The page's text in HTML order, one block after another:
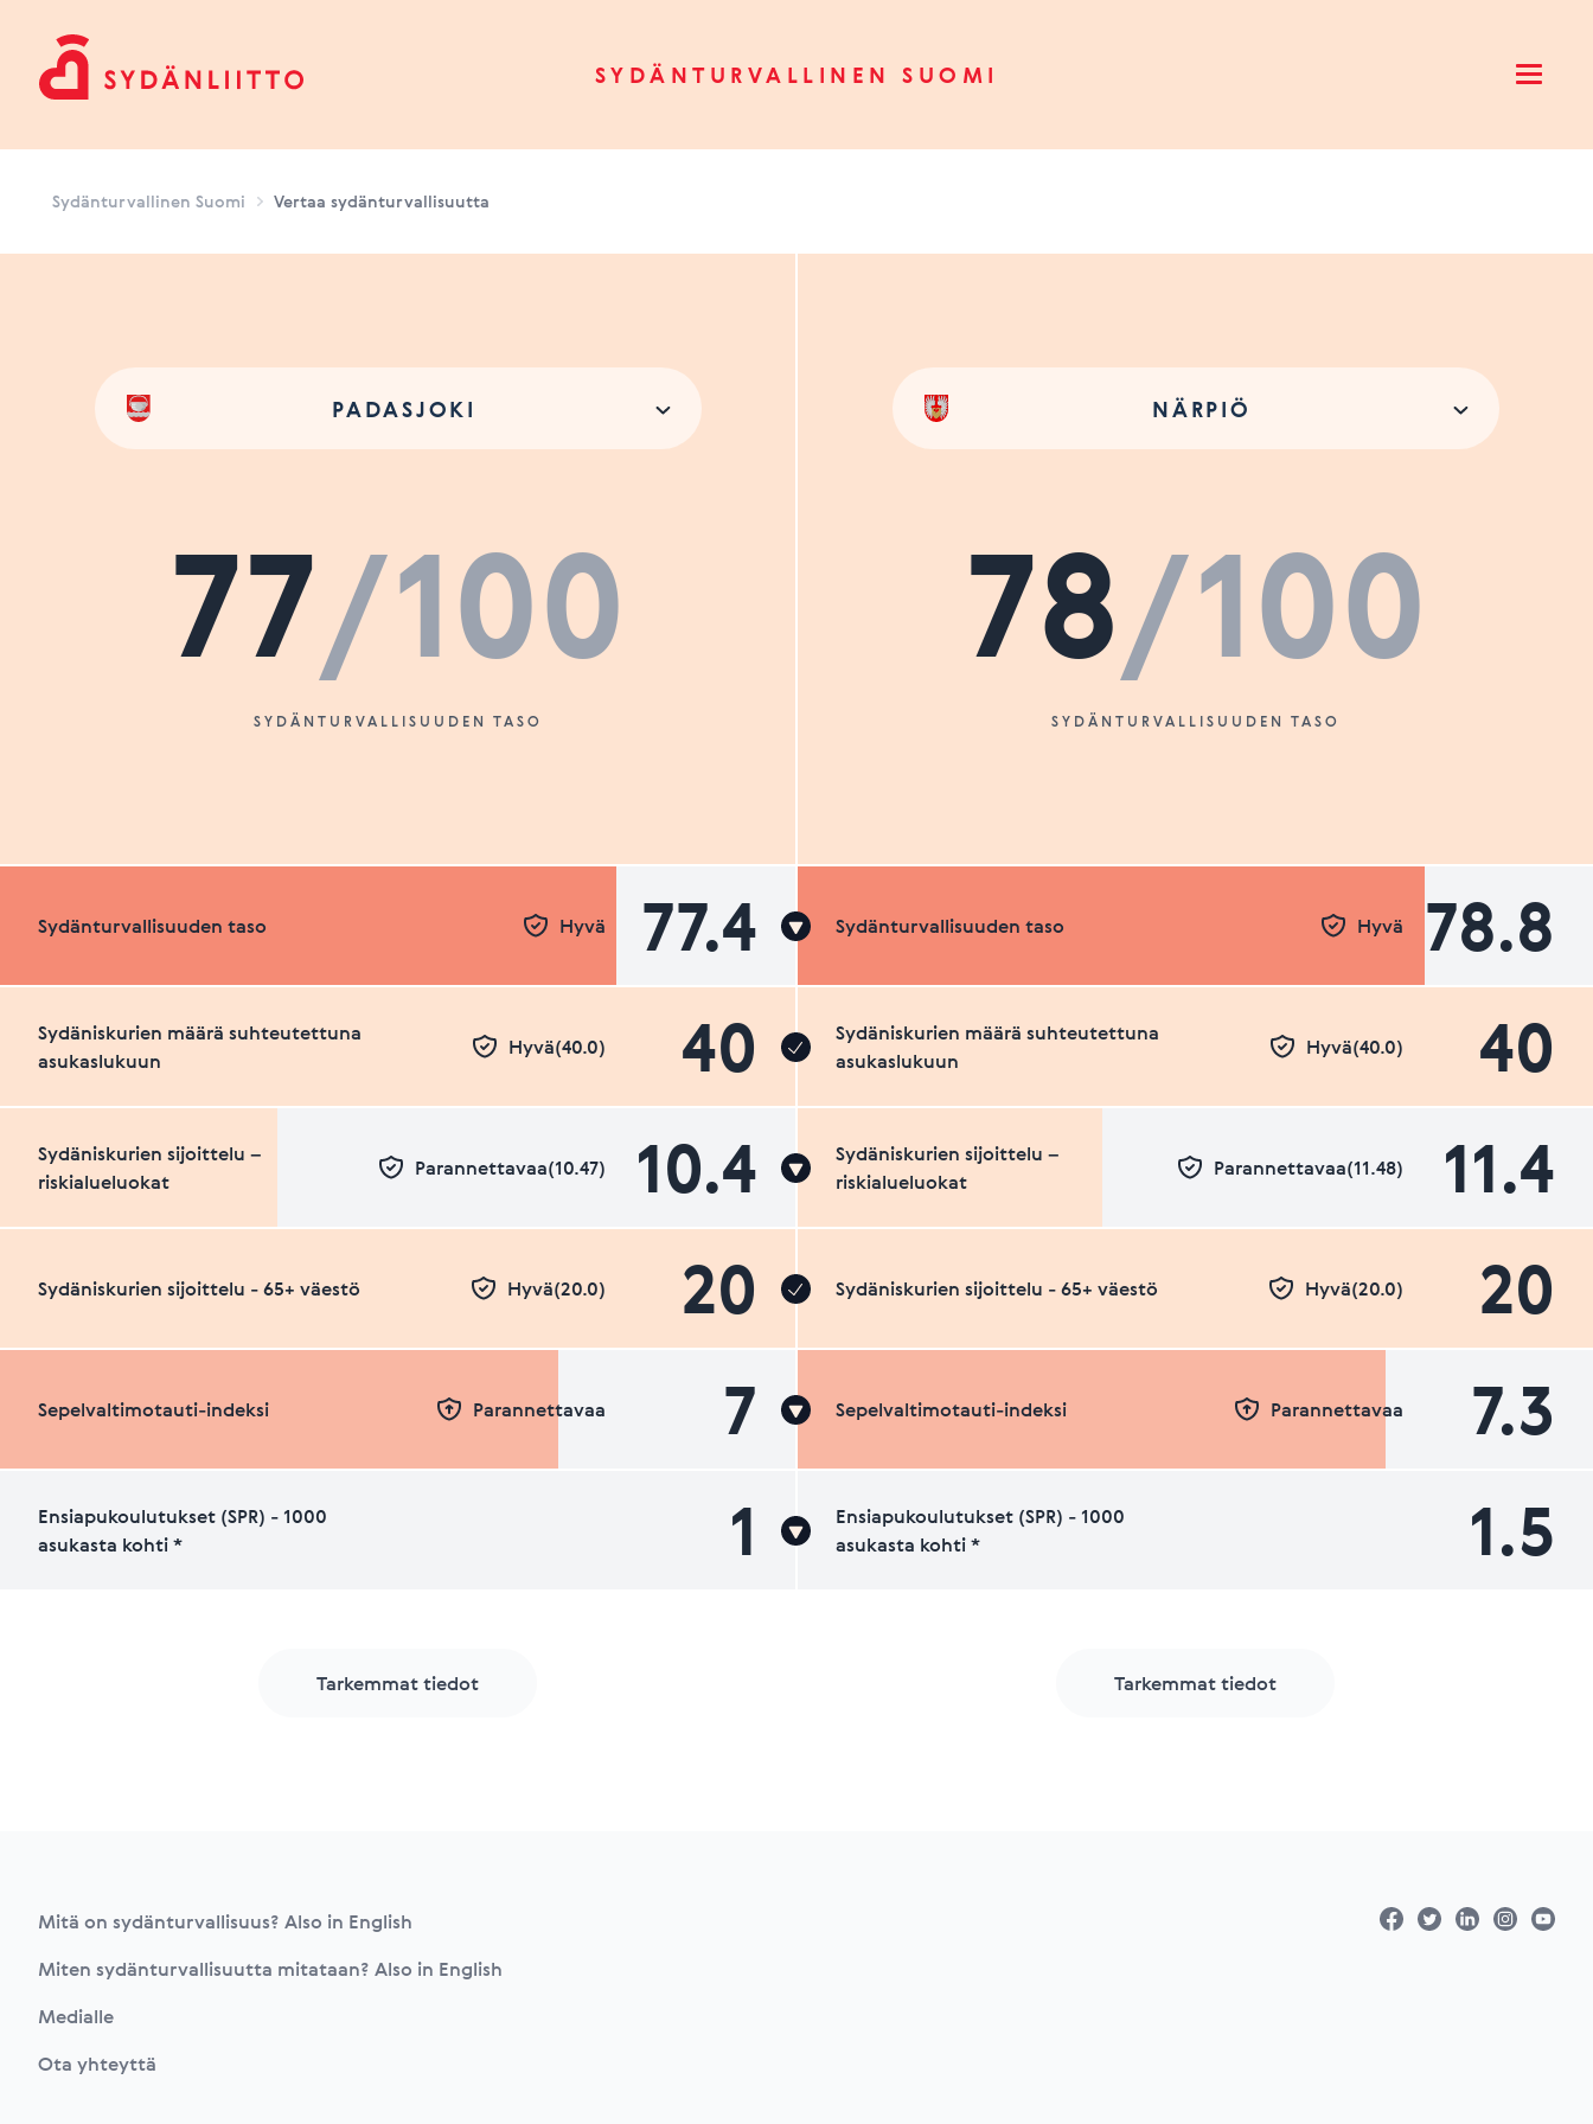
SYDÄNTURVALLINEN SUOMI Open
Sydänturvallinen Suomi Vertaa sydänturvallisuutta
PADASJOKI
77/100
SYDÄNTURVALLISUUDEN TASO
Sydänturvallisuuden taso 77.4
Hyvä
Sydäniskurien määrä suhteutettuna
asukaslukuun
40
Hyvä(40.0)
Sydäniskurien sijoittelu –
riskialueluokat
10.4
Parannettavaa(10.47)
Sydäniskurien sijoittelu - 65+ väestö 20
Hyvä(20.0)
Sepelvaltimotauti-indeksi 7
Parannettavaa
Ensiapukoulutukset (SPR) - 1000
asukasta kohti *
1
Tarkemmat tiedot
NÄRPIÖ
78/100
SYDÄNTURVALLISUUDEN TASO
Sydänturvallisuuden taso 78.8
Hyvä
Sydäniskurien määrä suhteutettuna
asukaslukuun
40
Hyvä(40.0)
Sydäniskurien sijoittelu –
riskialueluokat
11.4
Parannettavaa(11.48)
Sydäniskurien sijoittelu - 65+ väestö 20
Hyvä(20.0)
Sepelvaltimotauti-indeksi 7.3
Parannettavaa
Ensiapukoulutukset (SPR) - 1000
asukasta kohti *
1.5
Tarkemmat tiedot
Mitä on sydänturvallisuus? Also in English
Miten sydänturvallisuutta mitataan? Also in English
Medialle
Ota yhteyttä